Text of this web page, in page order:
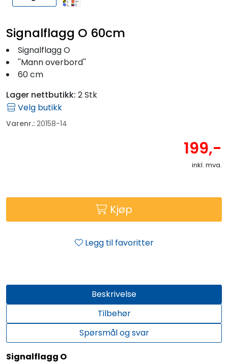
Signalflagg O 60cm
Signalflagg O
''Mann overbord''
60 cm
Lager nettbutikk: 2 Stk
Velg butikk
Varenr.: 20158-14
199,-
inkl. mva.
Kjøp
Legg til favoritter
Beskrivelse
Tilbehør
Spørsmål og svar
Signalflagg O